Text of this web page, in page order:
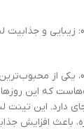
تینت لب مجیک شماره 001:
تینت لب مجیک شماره 001، یکی
که این
دارد. این تینت
باعث افزایش